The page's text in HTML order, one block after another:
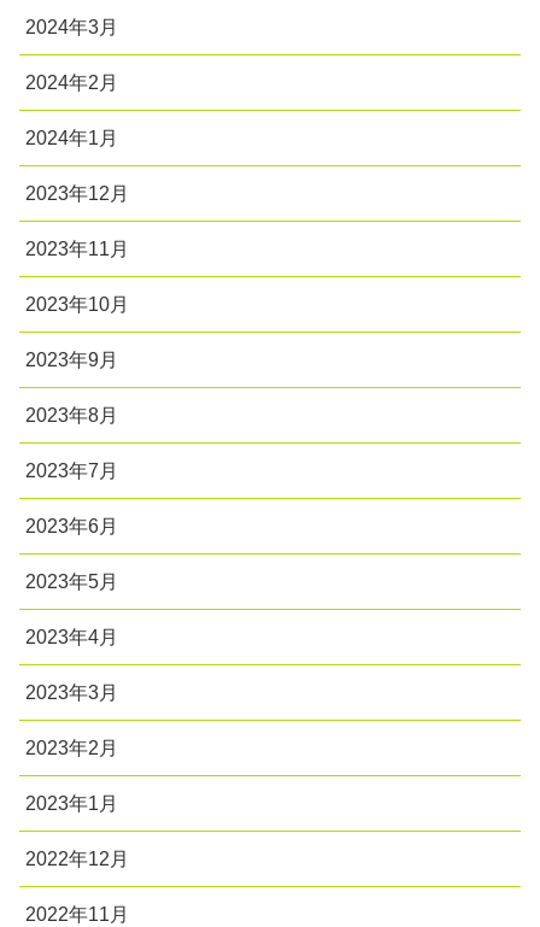
2024年3月
2024年2月
2024年1月
2023年12月
2023年11月
2023年10月
2023年9月
2023年8月
2023年7月
2023年6月
2023年5月
2023年4月
2023年3月
2023年2月
2023年1月
2022年12月
2022年11月